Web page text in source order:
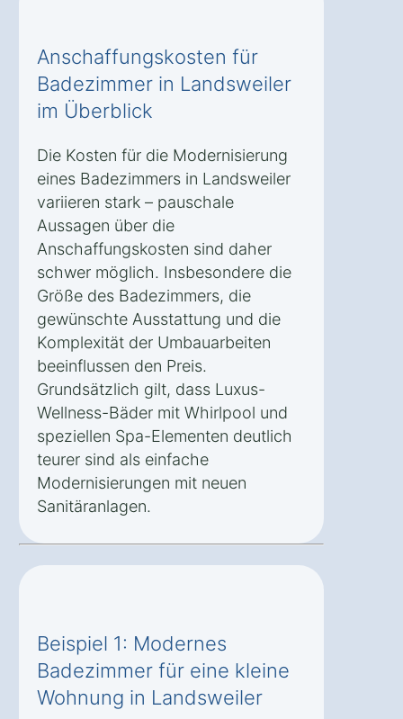
Anschaffungskosten für
Badezimmer in Landsweiler
im Überblick
Die Kosten für die Modernisierung
eines Badezimmers in Landsweiler
variieren stark – pauschale
Aussagen über die
Anschaffungskosten sind daher
schwer möglich. Insbesondere die
Größe des Badezimmers, die
gewünschte Ausstattung und die
Komplexität der Umbauarbeiten
beeinflussen den Preis.
Grundsätzlich gilt, dass Luxus-
Wellness-Bäder mit Whirlpool und
speziellen Spa-Elementen deutlich
teurer sind als einfache
Modernisierungen mit neuen
Sanitäranlagen.
Beispiel 1: Modernes
Badezimmer für eine kleine
Wohnung in Landsweiler